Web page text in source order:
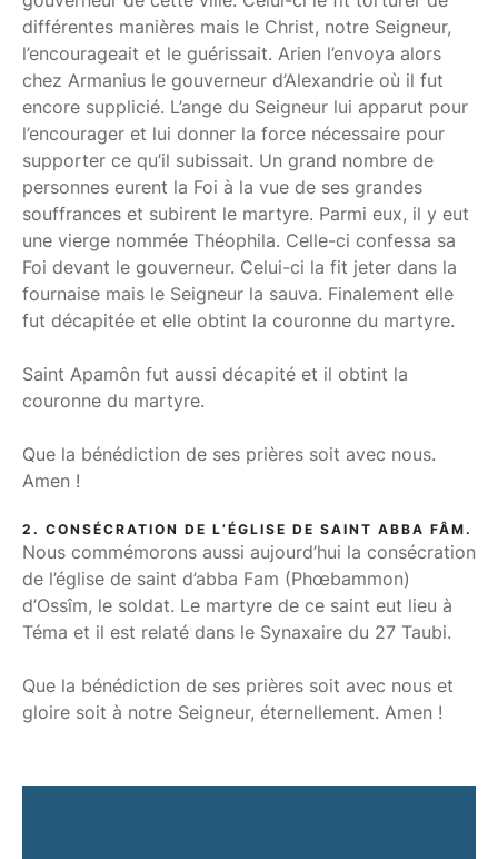
différentes manières mais le Christ, notre Seigneur,
l’encourageait et le guérissait. Arien l’envoya alors
chez Armanius le gouverneur d’Alexandrie où il fut
encore supplicié. L’ange du Seigneur lui apparut pour
l’encourager et lui donner la force nécessaire pour
supporter ce qu’il subissait. Un grand nombre de
personnes eurent la Foi à la vue de ses grandes
souffrances et subirent le martyre. Parmi eux, il y eut
une vierge nommée Théophila. Celle-ci confessa sa
Foi devant le gouverneur. Celui-ci la fit jeter dans la
fournaise mais le Seigneur la sauva. Finalement elle
fut décapitée et elle obtint la couronne du martyre.
Saint Apamôn fut aussi décapité et il obtint la
couronne du martyre.
Que la bénédiction de ses prières soit avec nous.
Amen !
2. CONSÉCRATION DE L’ÉGLISE DE SAINT ABBA FÂM.
Nous commémorons aussi aujourd’hui la consécration
de l’église de saint d’abba Fam (Phœbammon)
d’Ossîm, le soldat. Le martyre de ce saint eut lieu à
Téma et il est relaté dans le Synaxaire du 27 Taubi.
Que la bénédiction de ses prières soit avec nous et
gloire soit à notre Seigneur, éternellement. Amen !